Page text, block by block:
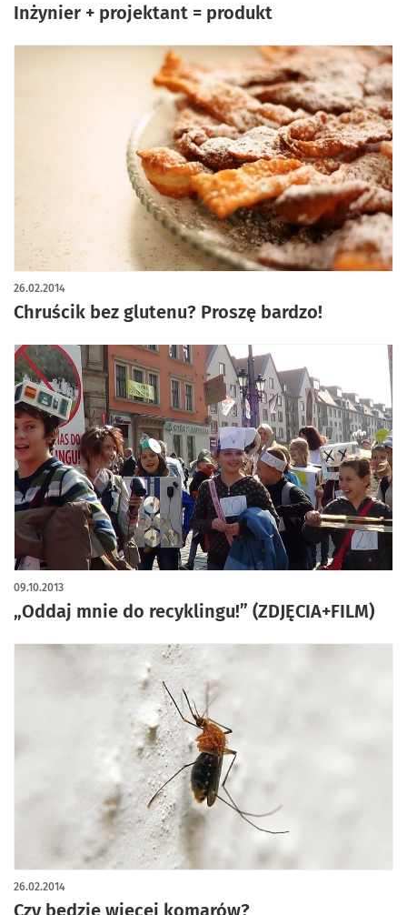
Inżynier + projektant = produkt
Chruścik bez glutenu? Proszę bardzo!
26.02.2014
„Oddaj mnie do recyklingu!” (ZDJĘCIA+FILM)
09.10.2013
Czy będzie więcej komarów?
26.02.2014